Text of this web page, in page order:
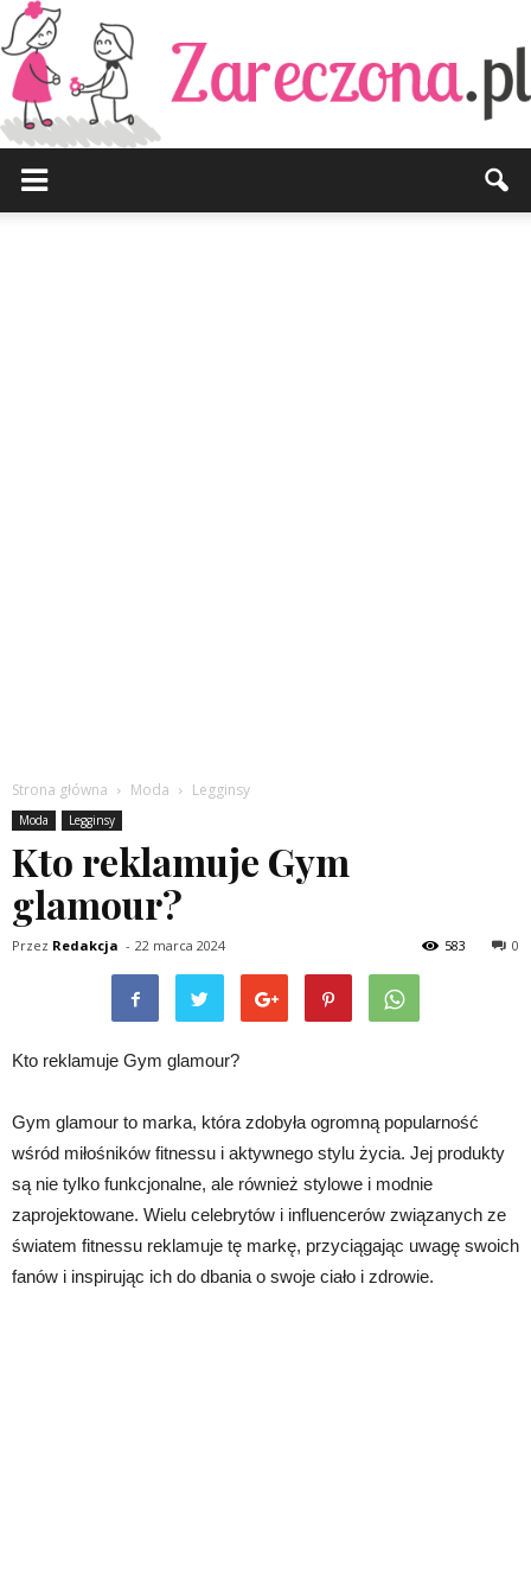
Strona główna Moda Legginsy
Moda Legginsy
Kto reklamuje Gym
glamour?
Przez Redakcja - 22 marca 2024 0
583
Kto reklamuje Gym glamour?
Gym glamour to marka, która zdobyła ogromną popularność
wśród miłośników fitnessu i aktywnego stylu życia. Jej produkty
są nie tylko funkcjonalne, ale również stylowe i modnie
zaprojektowane. Wielu celebrytów i influencerów związanych ze
światem fitnessu reklamuje tę markę, przyciągając uwagę swoich
fanów i inspirując ich do dbania o swoje ciało i zdrowie.